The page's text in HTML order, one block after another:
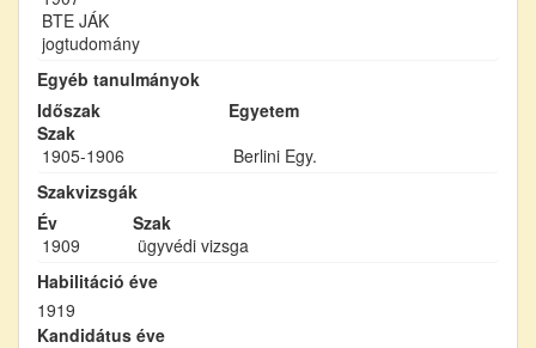
BTE JÁK
jogtudomány
Egyéb tanulmányok
Időszak
Egyetem
Szak
1905-1906
Berlini Egy.
Szakvizsgák
Év
Szak
1909
ügyvédi vizsga
Habilitáció éve
1919
Kandidátus éve